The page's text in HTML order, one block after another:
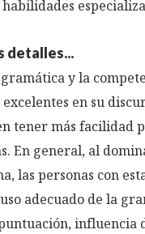
detalles...
y la
en su
tener más facilidad
En general, al
las personas con
adecuado de la
influencia